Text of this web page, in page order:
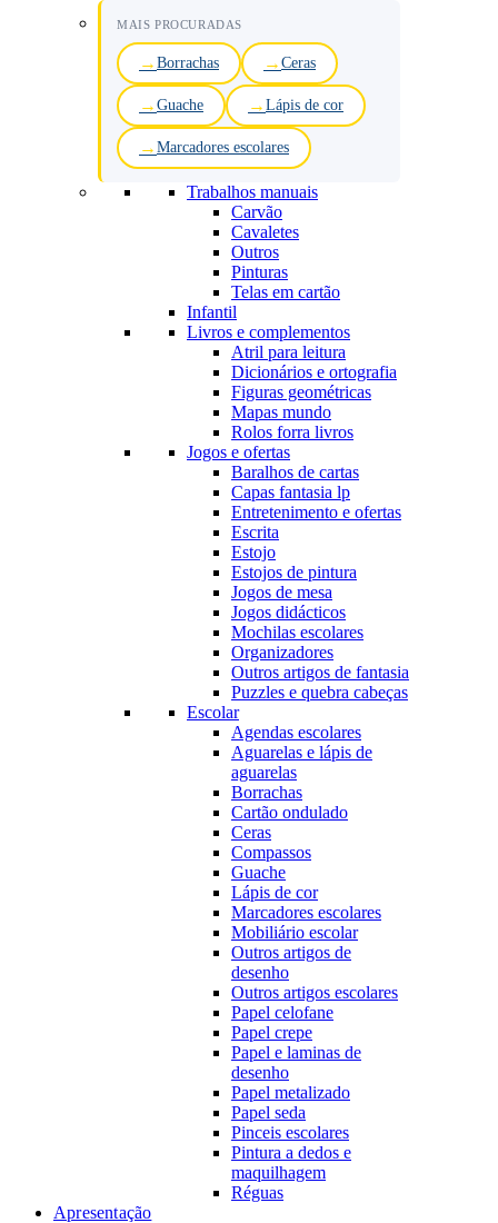
MAIS PROCURADAS
Borrachas Ceras
Guache Lápis de cor
Marcadores escolares
Trabalhos manuais
Carvão
Cavaletes
Outros
Pinturas
Telas em cartão
Infantil
Livros e complementos
Atril para leitura
Dicionários e ortografia
Figuras geométricas
Mapas mundo
Rolos forra livros
Jogos e ofertas
Baralhos de cartas
Capas fantasia lp
Entretenimento e ofertas
Escrita
Estojo
Estojos de pintura
Jogos de mesa
Jogos didácticos
Mochilas escolares
Organizadores
Outros artigos de fantasia
Puzzles e quebra cabeças
Escolar
Agendas escolares
Aguarelas e lápis de
aguarelas
Borrachas
Cartão ondulado
Ceras
Compassos
Guache
Lápis de cor
Marcadores escolares
Mobiliário escolar
Outros artigos de
desenho
Outros artigos escolares
Papel celofane
Papel crepe
Papel e laminas de
desenho
Papel metalizado
Papel seda
Pinceis escolares
Pintura a dedos e
maquilhagem
Réguas
Apresentação